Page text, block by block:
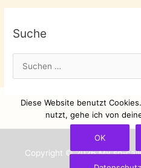
Suche
u
Copyright © 2026My so-
Diese Website benutzt
nutzt, gehe ich von
OK